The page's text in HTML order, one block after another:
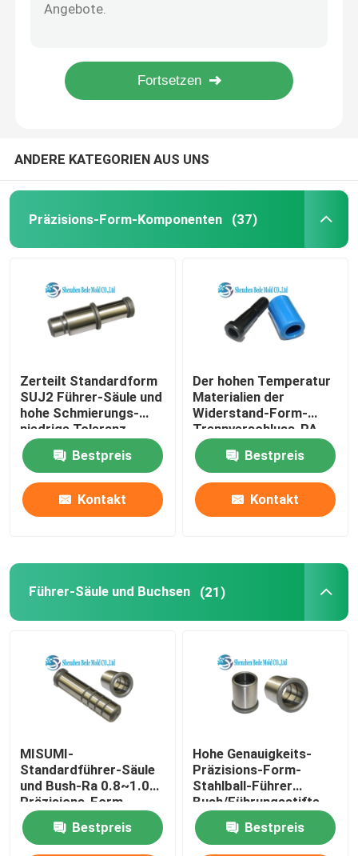
Form-Frühling ISO10243
Bundbolzen
Sprue-Buchse
Trennverschlussform
AISG-Verbindungsstück
Schaftfräserschneider
Edelstahlbolzen
Einspritzungs-Formteil
ANDERE KATEGORIEN AUS UNS
Präzisions-Form-Komponenten (37)
Zerteilt Standardform
SUJ2 Führer-Säule und
hohe Schmierungs-
niedrige Toleranz
Bushs
Bestpreis
Kontakt
Der hohen Temperatur
Materialien der
Widerstand-Form-
Trennverschluss-PA-
66 für Spritzen
Bestpreis
Kontakt
Führer-Säule und Buchsen (21)
MISUMI-
Standardführer-Säule
und Bush-Ra 0.8~1.0
Präzisions-Form-
Komponenten
Bestpreis
Hohe Genauigkeits-
Präzisions-Form-
Stahlball-Führer
Bush/Führungsstifte
und Buchsen
Bestpreis